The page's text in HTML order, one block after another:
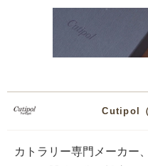
Cutipol（
カトラリー専門メーカー